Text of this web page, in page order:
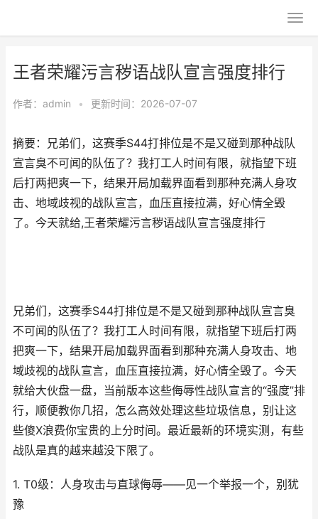
王者荣耀污言秽语战队宣言强度排行
作者： admin • 更新时间：2026-07-07
摘要：兄弟们，这赛季S44打排位是不是又碰到那种战队
宣言臭不可闻的队伍了？我打工人时间有限，就指望下班
后打两把爽一下，结果开局加载界面看到那种充满人身攻
击、地域歧视的战队宣言，血压直接拉满，好心情全毁
了。今天就给,王者荣耀污言秽语战队宣言强度排行
兄弟们，这赛季S44打排位是不是又碰到那种战队宣言臭
不可闻的队伍了？我打工人时间有限，就指望下班后打两
把爽一下，结果开局加载界面看到那种充满人身攻击、地
域歧视的战队宣言，血压直接拉满，好心情全毁了。今天
就给大伙盘一盘，当前版本这些侮辱性战队宣言的“强度”排
行，顺便教你几招，怎么高效处理这些垃圾信息，别让这
些傻X浪费你宝贵的上分时间。最近最新的环境实测，有些
战队是真的越来越没下限了。
1. T0级：人身攻击与直球侮辱——见一个举报一个，别犹
豫